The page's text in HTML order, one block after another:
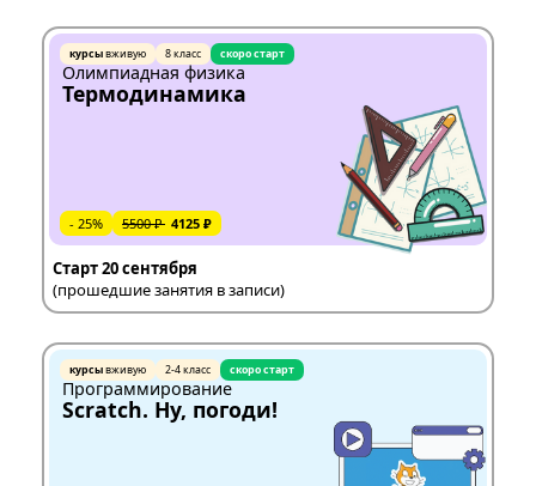
курсывживую 8 класс скоро старт
Олимпиадная физика
Термодинамика
- 25% 5500 ₽ 4125 ₽
Старт 20 сентября
(прошедшие занятия в записи)
курсывживую 2-4 класс скоро старт
Программирование
Scratch. Ну, погоди!